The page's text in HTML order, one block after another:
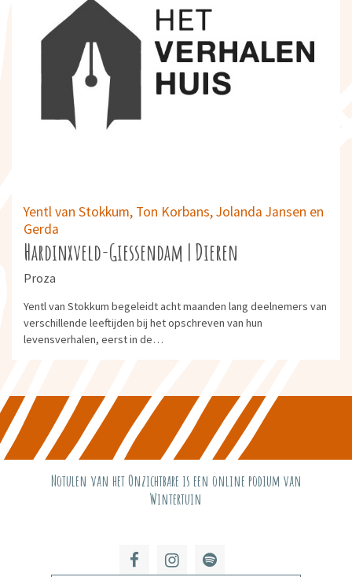
Yentl van Stokkum, Ton Korbans, Jolanda Jansen en
Gerda
Hardinxveld-Giessendam | Dieren
Proza
Yentl van Stokkum begeleidt acht maanden lang deelnemers van
verschillende leeftijden bij het opschreven van hun
levensverhalen, eerst in de…
Notulen van het Onzichtbare is een online podium van
Wintertuin